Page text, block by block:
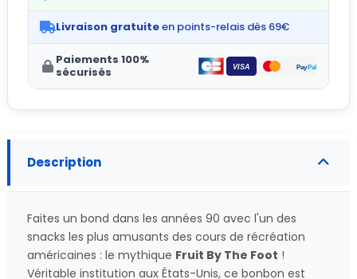
Livraison gratuiteen points-relais dès 69€
Paiements 100%
sécurisés
Description
Faites un bond dans les années 90 avec l'un des
snacks les plus amusants des cours de récréation
américaines : le mythique Fruit By The Foot !
Véritable institution aux États-Unis, ce bonbon est